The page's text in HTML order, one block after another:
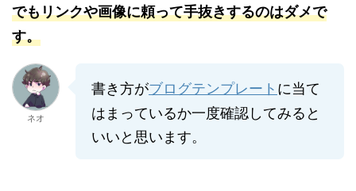
でもリンクや画像に頼って手抜きするのはダメで
す。
ネオ
書き方がブログテンプレートに当て
はまっているか一度確認してみると
いいと思います。